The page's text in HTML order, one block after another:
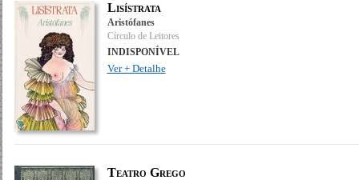
Lisístrata
Aristófanes
Círculo de Leitores
INDISPONÍVEL
Ver + Detalhe
Teatro Grego